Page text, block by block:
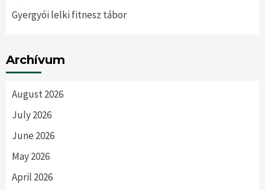
Gyergyói lelki fitnesz tábor
Archívum
August 2026
July 2026
June 2026
May 2026
April 2026